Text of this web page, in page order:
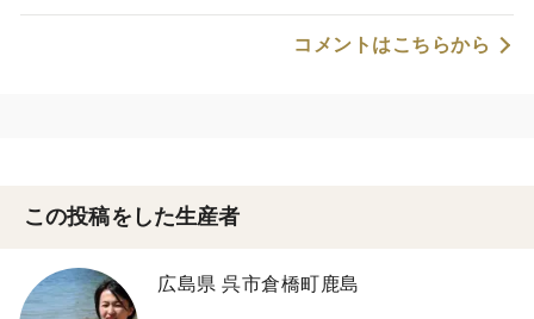
コメントはこちらから
この投稿をした生産者
広島県 呉市倉橋町鹿島